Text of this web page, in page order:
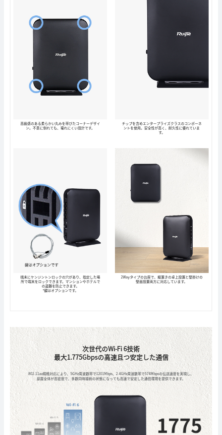
高級感のある柔らかい丸みを帯びたコーナーデザイ
ン。不意に倒れても、壊れにくい設計です。
チップを含めエンタープライズクラスのコンポーネ
ントを使用。安全性が高く、耐久性に優れていま
す。
端末にケンジントンロックの穴があり、指定した場
所で端末をロックできます。マンションやホテルで
の盗難を防止できます。
*鍵はオプションです。
2Wayタイプの台座で、縦置きの卓上設置と壁掛けの
壁面設置両方に対応しています。
次世代のWi-Fi 6技術
最大1.775Gbpsの高速且つ安定した通信
802.11ax規格対応により、5GHz周波数帯で1201Mbps、2.4GHz周波数帯で574Mbpsの伝送速度を実現し、
部屋全体が高密度で、多数同時接続の状態になっても高速で安定した通信環境を提供できます。